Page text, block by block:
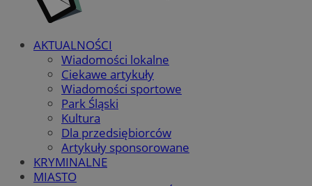
AKTUALNOŚCI
Wiadomości lokalne
Ciekawe artykuły
Wiadomości sportowe
Park Śląski
Kultura
Dla przedsiębiorców
Artykuły sponsorowane
KRYMINALNE
MIASTO